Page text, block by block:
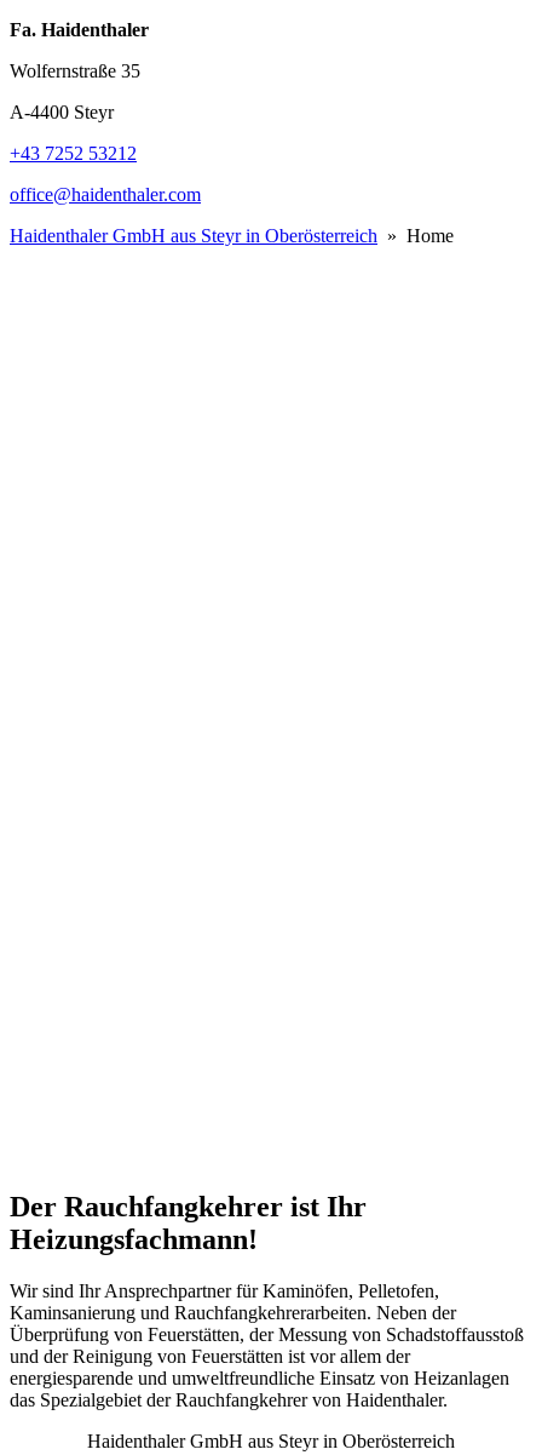
Fa. Haidenthaler
Wolfernstraße 35
A-4400 Steyr
+43 7252 53212
office@haidenthaler.com
Haidenthaler GmbH aus Steyr in Oberösterreich » Home
Der Rauchfangkehrer ist Ihr
Heizungsfachmann!
Wir sind Ihr Ansprechpartner für Kaminöfen, Pelletofen,
Kaminsanierung und Rauchfangkehrerarbeiten. Neben der
Überprüfung von Feuerstätten, der Messung von Schadstoffausstoß
und der Reinigung von Feuerstätten ist vor allem der
energiesparende und umweltfreundliche Einsatz von Heizanlagen
das Spezialgebiet der Rauchfangkehrer von Haidenthaler.
Haidenthaler GmbH aus Steyr in Oberösterreich